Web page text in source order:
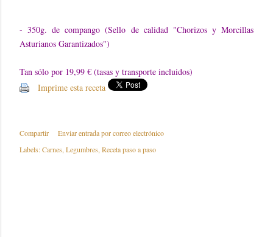
- 350g. de compango (Sello de calidad "Chorizos y Morcillas
Asturianos Garantizados")
Tan sólo por 19,99 € (tasas y transporte incluidos)
Imprime esta receta
Compartir
Enviar entrada por correo electrónico
Labels:Carnes Legumbres Receta paso a paso